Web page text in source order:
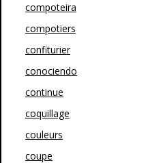
compoteira
compotiers
confiturier
conociendo
continue
coquillage
couleurs
coupe